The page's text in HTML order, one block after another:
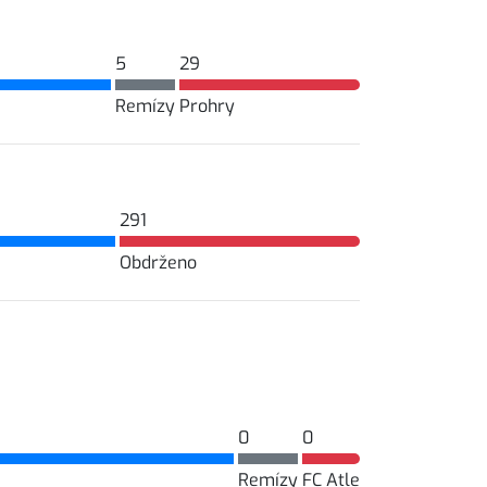
5
Remízy
29
Prohry
291
Obdrženo
0
Remízy
0
FC Atle